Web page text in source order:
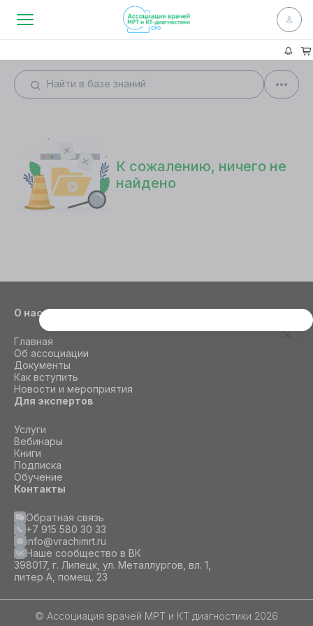
К сожалению, ничего не
найдено
О нас
Главная
Об ассоциации
Документы
Как вступить
Новости и мероприятия
Для экспертов
Услуги
Вебинары
Книги
Подписка
Обучение
Контакты
Обратная связь
+7 915 580 30 33
info@vrachimrt.ru
Наше сообщество в ВК
398017, г. Липецк, ул. Металлургов, вл. 1,
литер А, помещ. 23
© Ассоциация врачей МРТ и КТ диагностики 2026
Этот сайт использует cookie
Для корректной работы данного сайта
необходимы файлы cookie
СОГЛАСИЕ